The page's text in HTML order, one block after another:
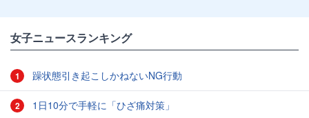
女子ニュースランキング
1 躁状態引き起こしかねないNG行動
2 1日10分で手軽に「ひざ痛対策」